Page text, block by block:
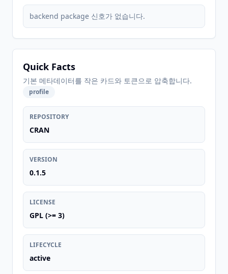
backend package 신호가 없습니다.
Quick Facts
기본 메타데이터를 작은 카드와 토큰으로 압축합니다.
profile
REPOSITORY
CRAN
VERSION
0.1.5
LICENSE
GPL (>= 3)
LIFECYCLE
active